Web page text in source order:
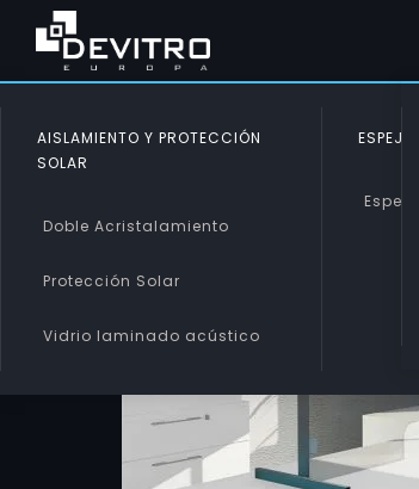
AISLAMIENTO Y PROTECCIÓN
SOLAR
Doble Acristalamiento
Protección Solar
Vidrio laminado acústico
ESPEJOS
Espejos